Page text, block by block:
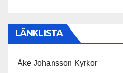
LÄNKLISTA
Åke Johansson Kyrkor